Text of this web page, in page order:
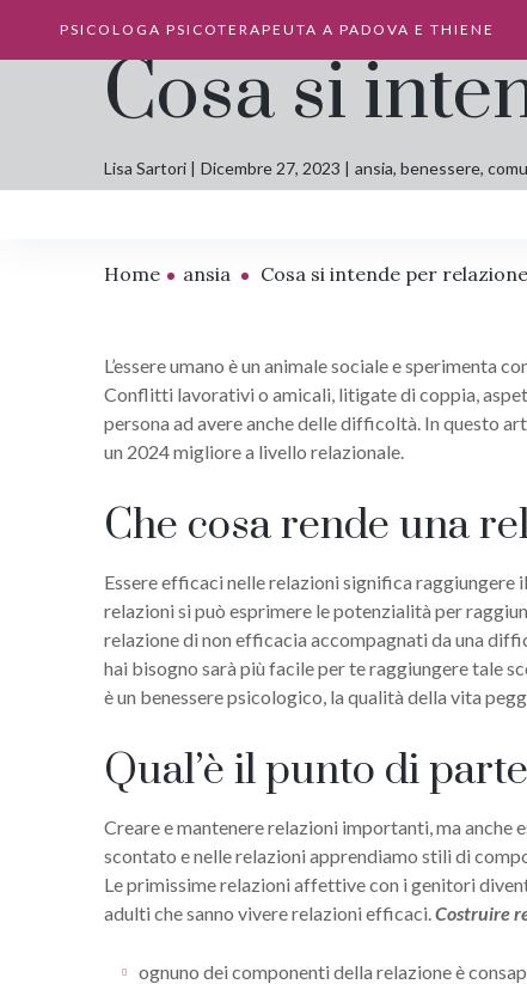
PSICOLOGA PSICOTERAPEUTA A PADOVA E THIENE
Cosa si
Lisa Sartori Dicembre 27, 2023 ansia, benessere,
Home ansia Cosa si intende per
L’essere umano è un animale sociale e
Conflitti lavorativi o amicali, litigate di coppia,
persona ad avere anche delle difficoltà. In questo
un 2024 migliore a livello relazionale.
Che cosa rende una
Essere efficaci nelle relazioni significa
relazioni si può esprimere le potenzialità per
relazione di non efficacia accompagnati da una
hai bisogno sarà più facile per te raggiungere tale
è un benessere psicologico, la qualità della vita
Qual’è il punto di
Creare e mantenere relazioni importanti, ma anche
scontato e nelle relazioni apprendiamo stili di
Le primissime relazioni affettive con i genitori
adulti che sanno vivere relazioni efficaci.Costruire
ognuno dei componenti della relazione è